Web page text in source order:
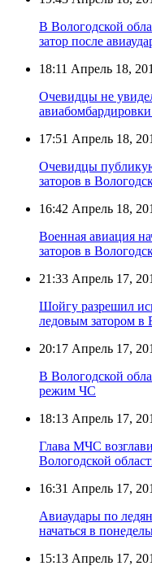
В Вологодской
затор после
18:11 Апрель 18,
Очевидцы не
17:51 Апрель 18,
Очевидцы
заторов в
16:42 Апрель 18,
Военная авиация
заторов в
21:33 Апрель 17,
Шойгу разрешил
ледовым затором в
20:17 Апрель 17,
В Вологодской
режим ЧС
18:13 Апрель 17,
Глава МЧС
Вологодской
16:31 Апрель 17,
Авиаудары по
начаться в
15:13 Апрель 17,